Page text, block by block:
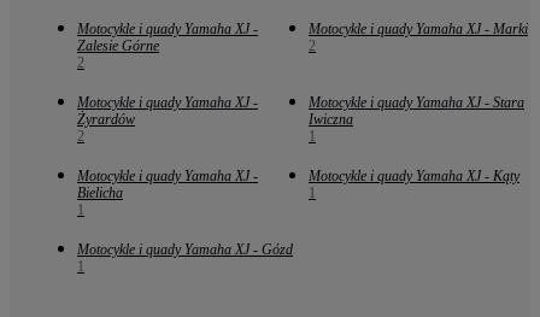
Motocykle i quady Yamaha XJ -
Zalesie Górne
2
Motocykle i quady Yamaha XJ - Marki
2
Motocykle i quady Yamaha XJ -
Żyrardów
2
Motocykle i quady Yamaha XJ - Stara
Iwiczna
1
Motocykle i quady Yamaha XJ -
Bielicha
1
Motocykle i quady Yamaha XJ - Kąty
1
Motocykle i quady Yamaha XJ - Gózd
1